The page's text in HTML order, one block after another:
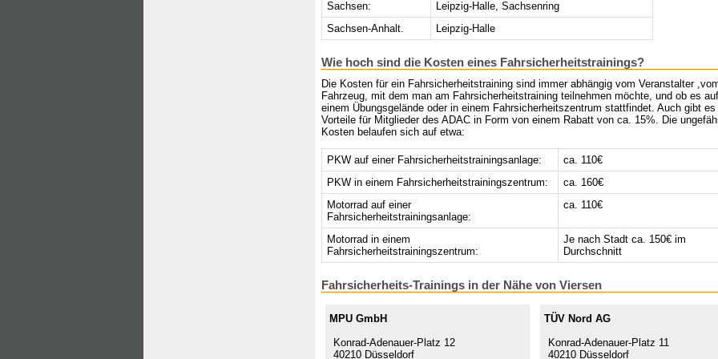
Sachsen:
Leipzig-Halle, Sachsenring
Sachsen-Anhalt.
Leipzig-Halle
Wie hoch sind die Kosten eines Fahrsicherheitstrainings?
Die Kosten für ein Fahrsicherheitstraining sind immer abhängig vom Veranstalter
Fahrzeug, mit dem man am Fahrsicherheitstraining teilnehmen möchte, und ob es auf
einem Übungsgelände oder in einem Fahrsicherheitszentrum stattfindet. Auch gibt es
Vorteile für Mitglieder des ADAC in Form von einem Rabatt von ca. 15%. Die
Kosten belaufen sich auf etwa:
PKW auf einer Fahrsicherheitstrainingsanlage:
ca. 110€
PKW in einem Fahrsicherheitstrainingszentrum:
ca. 160€
Motorrad auf einer
Fahrsicherheitstrainingsanlage:
ca. 110€
Motorrad in einem
Fahrsicherheitstrainingszentrum:
Je nach Stadt ca. 150€ im
Durchschnitt
Fahrsicherheits-Trainings in der Nähe von Viersen
MPU GmbH
Konrad-Adenauer-Platz 12
40210 Düsseldorf
TÜV Nord AG
Konrad-Adenauer-Platz 11
40210 Düsseldorf